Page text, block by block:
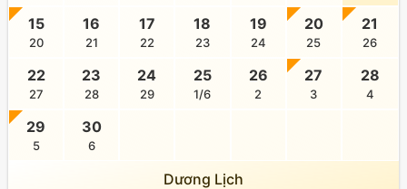
15
20
16
21
17
22
18
23
19
24
20
25
21
26
22
27
23
28
24
29
25
1/6
26
2
27
3
28
4
29
5
30
6
Dương Lịch